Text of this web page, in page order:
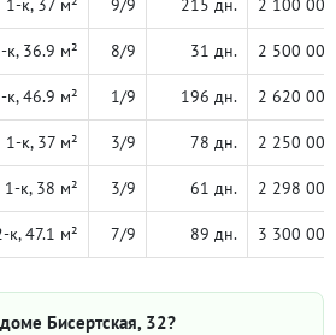
1-к, 37 м² 9/9 215 дн. 2 100 000
к, 36.9 м² 8/9 31 дн. 2 500 000
к, 46.9 м² 1/9 196 дн. 2 620 000
1-к, 37 м² 3/9 78 дн. 2 250 000
1-к, 38 м² 3/9 61 дн. 2 298 000
к, 47.1 м² 7/9 89 дн. 3 300 000
Бисертская, 32?